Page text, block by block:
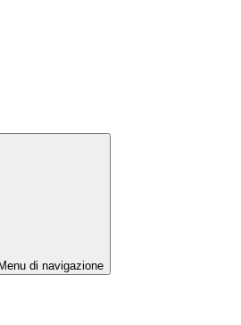
Menu di navigazione